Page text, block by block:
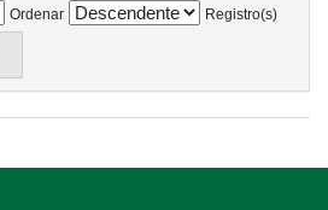
Ordenar
Registro(s)